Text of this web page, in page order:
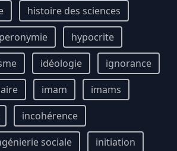
histoire des sciences
hypocrite
idéologie
ignorance
imam
imams
incohérence
sociale
initiation